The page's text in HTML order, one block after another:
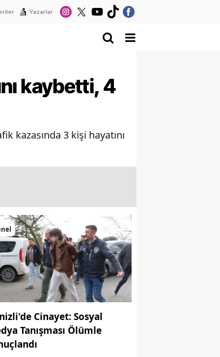
Yazarlar
kaybetti, 4
kazasında 3 kişi hayatını
Cinayet: Sosyal
Tanışması Ölümle